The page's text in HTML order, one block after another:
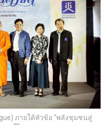
ภายใต้หัวข้อ “พลังชุมชนสู่